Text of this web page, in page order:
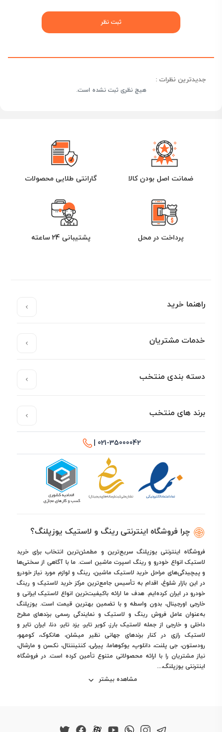
جدیدترین نظرات :
هیچ نظری ثبت نشده است.
ضمانت اصل بودن کالا گارانتی طلایی محصولات
پرداخت در محل پشتیبانی 24 ساعته
راهنما خرید
خدمات مشتریان
دسته بندی منتخب
برند های منتخب
021-35000042 |
چرا فروشگاه اینترنتی رینگ و لاستیک یوزپلنگ؟
فروشگاه اینترنتی یوزپلنگ سریع‌ترین و مطمئن‌ترین انتخاب برای خرید
لاستیک انواع خودرو و رینگ اسپرت ماشین است. ما با آگاهی از سختی‌ها
و پیچیدگی‌های مراحل خرید لاستیک ماشین، رینگ و لوازم مورد نیاز خودرو
در این بازار شلوغ، اقدام به تأسیس جامع‌ترین مرکز خرید لاستیک و رینگ
خودرو در ایران کرده‌ایم. هدف ما ارائه باکیفیت‌ترین انواع لاستیک ایرانی و
خارجی اورجینال، بدون واسطه و با تضمین بهترین قیمت است. یوزپلنگ
به‌عنوان عامل فروش رینگ و لاستیک و نمایندگی رسمی برندهای مطرح
داخلی و خارجی از جمله لاستیک بارز، کویر تایر، یزد تایر، دنا، ایران تایر و
لاستیک رازی در کنار برندهای جهانی نظیر میشلن، هانکوک، کومهو،
رودستون، جی پلنت، دانلوپ، یوکوهاما، پیرلی، کنتیننتال، نکسن و مارشال،
نیاز مشتریان را با ارائه محصولاتی متنوع تأمین کرده است. در فروشگاه
اینترنتی یوزپلنگ،...
مشاهده بیشتر